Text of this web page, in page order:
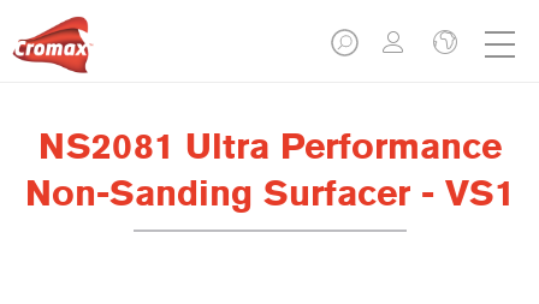
NS2081 Ultra Performance
Non-Sanding Surfacer - VS1